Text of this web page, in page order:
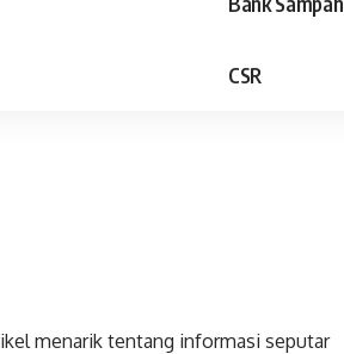
CSR
menarik tentang informasi seputar